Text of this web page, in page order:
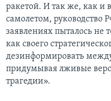
ракетой. И так же, как и
самолетом, руководство
заявлениях пыталось не
как своего
дезинформировать
придумывая лживые
трагедии».